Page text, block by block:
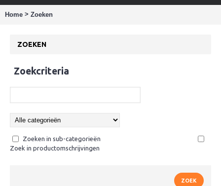
Home > Zoeken
ZOEKEN
Zoekcriteria
Zoeken in sub-categorieën
Zoek in productomschrijvingen